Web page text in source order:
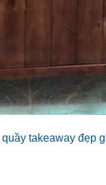
quầy takeaway đẹp